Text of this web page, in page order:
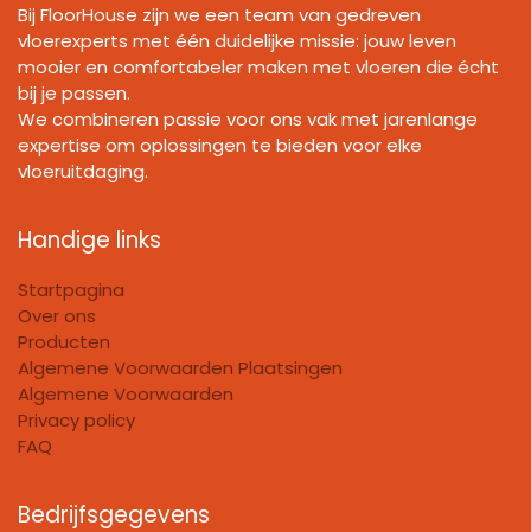
Bij FloorHouse zijn we een team van gedreven
vloerexperts met één duidelijke missie: jouw leven
mooier en comfortabeler maken met vloeren die écht
bij je passen.
We combineren passie voor ons vak met jarenlange
expertise om oplossingen te bieden voor elke
vloeruitdaging.
Handige links
Startpagina
Over ons
Producten
Algemene Voorwaarden Plaatsingen
Algemene Voorwaarden
Privacy policy
FAQ
Bedrijfsgegevens